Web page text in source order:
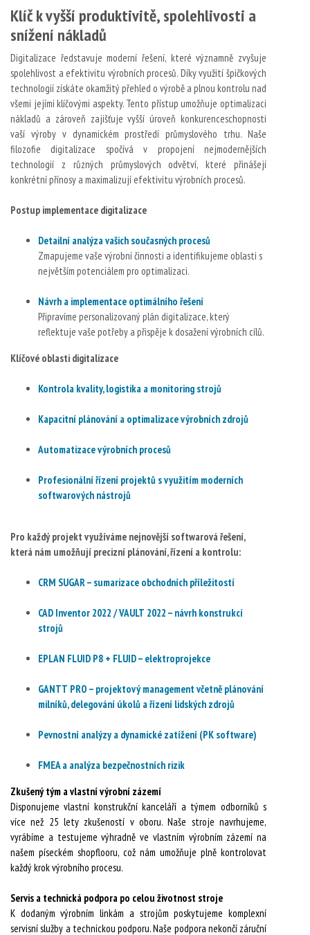
Klíč k vyšší produktivitě, spolehlivosti a
snížení nákladů
Digitalizace ředstavuje moderní řešení, které významně zvyšuje
spolehlivost a efektivitu výrobních procesů. Díky využití špičkových
technologií získáte okamžitý přehled o výrobě a plnou kontrolu nad
všemi jejími klíčovými aspekty. Tento přístup umožňuje optimalizaci
nákladů a zároveň zajišťuje vyšší úroveň konkurenceschopnosti
vaší výroby v dynamickém prostředí průmyslového trhu. Naše
filozofie digitalizace spočívá v propojení nejmodernějších
technologií z různých průmyslových odvětví, které přinášejí
konkrétní přínosy a maximalizují efektivitu výrobních procesů.
Postup implementace digitalizace
Detailní analýza vašich současných procesů
Zmapujeme vaše výrobní činnosti a identifikujeme oblasti s
největším potenciálem pro optimalizaci.
Návrh a implementace optimálního řešení
Připravíme personalizovaný plán digitalizace, který
reflektuje vaše potřeby a přispěje k dosažení výrobních cílů.
Klíčové oblasti digitalizace
Kontrola kvality, logistika a monitoring strojů
Kapacitní plánování a optimalizace výrobních zdrojů
Automatizace výrobních procesů
Profesionální řízení projektů s využitím moderních
softwarových nástrojů
Pro každý projekt využíváme nejnovější softwarová řešení,
která nám umožňují precizní plánování, řízení a kontrolu:
CRM SUGAR – sumarizace obchodních příležitostí
CAD Inventor 2022 / VAULT 2022 – návrh konstrukcí
strojů
EPLAN FLUID P8 + FLUID – elektroprojekce
GANTT PRO – projektový management včetně plánování
milníků, delegování úkolů a řízení lidských zdrojů
Pevnostní analýzy a dynamické zatížení (PK software)
FMEA a analýza bezpečnostních rizik
Zkušený tým a vlastní výrobní zázemí
Disponujeme vlastní konstrukční kanceláří a týmem odborníků s
více než 25 lety zkušeností v oboru. Naše stroje navrhujeme,
vyrábíme a testujeme výhradně ve vlastním výrobním zázemí na
našem píseckém shopflooru, což nám umožňuje plně kontrolovat
každý krok výrobního procesu.
Servis a technická podpora po celou životnost stroje
K dodaným výrobním linkám a strojům poskytujeme komplexní
servisní služby a technickou podporu. Naše podpora nekončí záruční